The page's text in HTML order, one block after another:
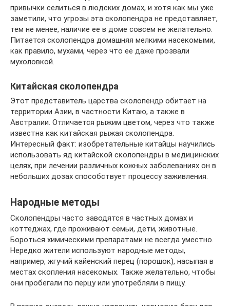
привычки селиться в людских домах, и хотя как мы уже
заметили, что угрозы эта сколопендра не представляет,
тем не менее, наличие ее в доме совсем не желательно.
Питается сколопендра домашняя мелкими насекомыми,
как правило, мухами, через что ее даже прозвали
мухоловкой.
Китайская сколопендра
Этот представитель царства сколопендр обитает на
территории Азии, в частности Китаю, а также в
Австралии. Отличается рыжим цветом, через что также
известна как китайская рыжая сколопендра.
Интересный факт: изобретательные китайцы научились
использовать яд китайской сколопендры в медицинских
целях, при лечении различных кожных заболеваниях он в
небольших дозах способствует процессу заживления.
Народные методы
Сколопендры часто заводятся в частных домах и
коттеджах, где проживают семьи, дети, животные.
Бороться химическими препаратами не всегда уместно.
Нередко жители используют народные методы,
например, жгучий кайенский перец (порошок), насыпая в
местах скопления насекомых. Также желательно, чтобы
они пробегали по перцу или употребляли в пищу.